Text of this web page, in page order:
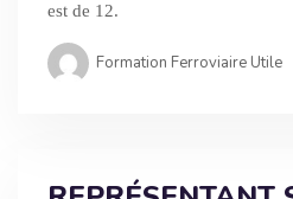
est de 12.
Formation Ferroviaire Utile